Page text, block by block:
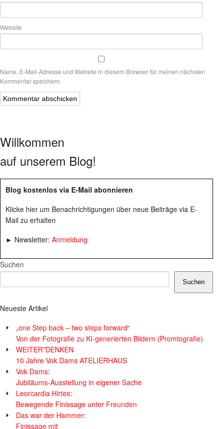
Website
Name, E-Mail-Adresse und Website in diesem Browser für meinen nächsten
Kommentar speichern.
Willkommen
auf unserem Blog!
Blog kostenlos via E-Mail abonnieren
Klicke hier um Benachrichtigungen über neue Beiträge via E-
Mail zu erhalten
► Newsletter: Anmeldung
Suchen
Suchen
Neueste Artikel
„one Step back – two steps forward“
Von der Fotografie zu KI-generierten Bildern (Promtografie)
WEITER*DENKEN
10 Jahre Vok Dams ATELIERHAUS
Vok Dams:
Jubiläums-Ausstellung in eigener Sache
Leorcardia Hirtes:
Bewegende Finissage unter Freunden
Das war der Hammer:
Finissage mit